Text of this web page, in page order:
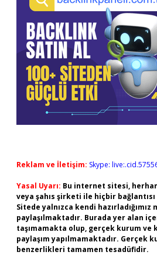
Reklam ve İletişim: Skype:
Yasal Uyarı: Bu internet sitesi,
veya şahıs şirketi ile hiçbir
Sitede yalnızca kendi
paylaşılmaktadır. Burada yer alan
taşımamakta olup, gerçek kurum ve
paylaşım yapılmamaktadır. Gerçek
benzerlikleri tamamen tesadüfidir.